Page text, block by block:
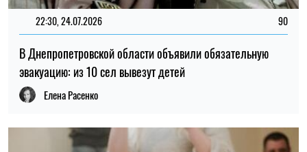
22:30, 24.07.2026 90
В Днепропетровской области объявили обязательную
эвакуацию: из 10 сел вывезут детей
Елена Расенко